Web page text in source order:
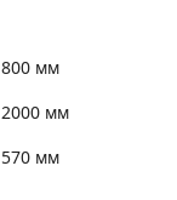
800 мм
2000 мм
570 мм